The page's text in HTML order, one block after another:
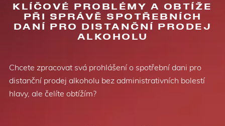
KLÍČOVÉ PROBLÉMY A OBTÍŽE
PŘI SPRÁVĚ SPOTŘEBNÍCH
DANÍ PRO DISTANČNÍ PRODEJ
ALKOHOLU
Chcete zpracovat svá prohlášení o spotřební dani pro
distanční prodej alkoholu bez administrativních bolestí
hlavy, ale čelíte obtížím?